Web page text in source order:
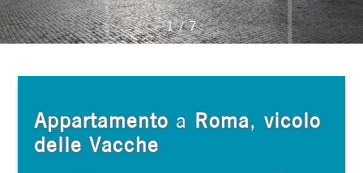
1 / 7
Appartamentoa Roma,vicolo
delle Vacche
NOI
Scegli
dove